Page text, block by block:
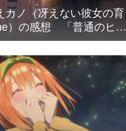
カノ（冴えない彼女の育
）の感想 「普通のヒロ
なヒロインたちに勝利す